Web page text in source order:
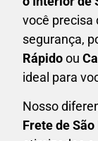
você precisa
segurança,
Rápidoou
ideal para
Nosso
Frete de